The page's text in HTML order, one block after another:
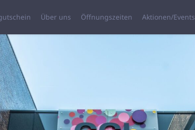
Über uns Öffnungszeiten Aktionen/Events